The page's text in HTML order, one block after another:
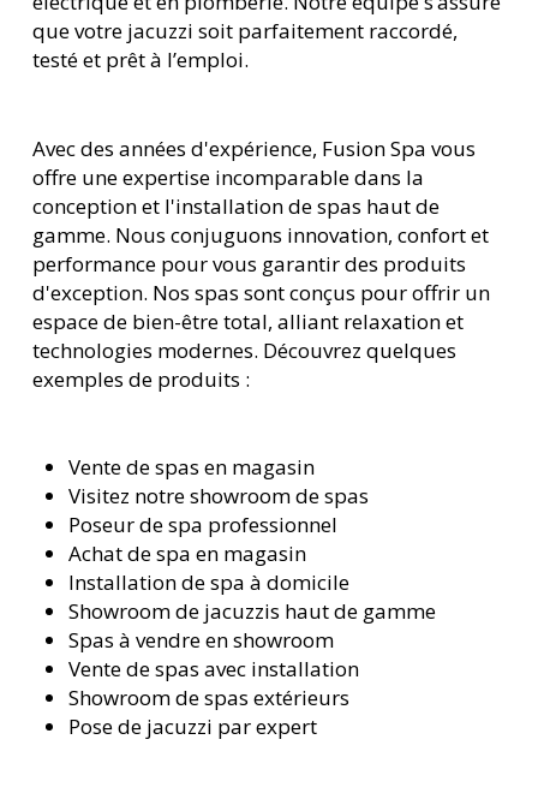
que votre jacuzzi soit parfaitement raccordé,
testé et prêt à l’emploi.
Avec des années d'expérience, Fusion Spa vous
offre une expertise incomparable dans la
conception et l'installation de spas haut de
gamme. Nous conjuguons innovation, confort et
performance pour vous garantir des produits
d'exception. Nos spas sont conçus pour offrir un
espace de bien-être total, alliant relaxation et
technologies modernes. Découvrez quelques
exemples de produits :
Vente de spas en magasin
Visitez notre showroom de spas
Poseur de spa professionnel
Achat de spa en magasin
Installation de spa à domicile
Showroom de jacuzzis haut de gamme
Spas à vendre en showroom
Vente de spas avec installation
Showroom de spas extérieurs
Pose de jacuzzi par expert